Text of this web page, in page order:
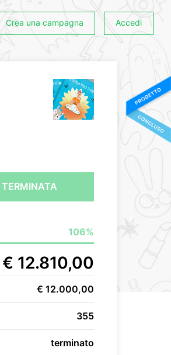
Crea una campagna Accedi
106%
€ 12.810,00
€ 12.000,00
355
terminato